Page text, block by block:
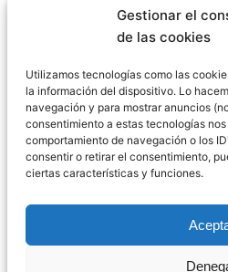
Gestionar el
de las cookies
Utilizamos tecnologías como las
la información del dispositivo. Lo
navegación y para mostrar anuncios
consentimiento a estas tecnologías
comportamiento de navegación o los
consentir o retirar el consentimiento,
ciertas características y funciones.
¿Tienes alguna duda o
Descargo de
Declaración de Privacidad